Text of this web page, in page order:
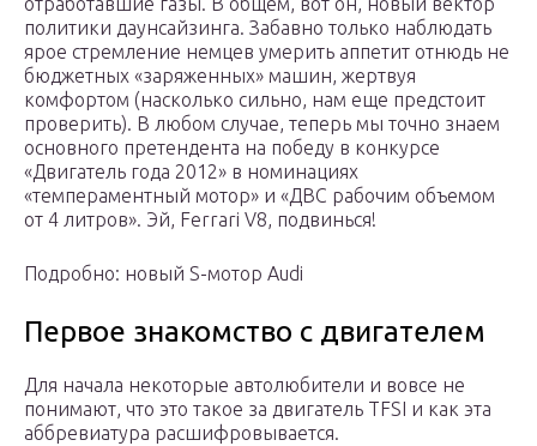
политики даунсайзинга. Забавно только наблюдать
ярое стремление немцев умерить аппетит отнюдь не
бюджетных «заряженных» машин, жертвуя
комфортом (насколько сильно, нам еще предстоит
проверить). В любом случае, теперь мы точно знаем
основного претендента на победу в конкурсе
«Двигатель года 2012» в номинациях
«темпераментный мотор» и «ДВС рабочим объемом
от 4 литров». Эй, Ferrari V8, подвинься!
Подробно: новый S-мотор Audi
Первое знакомство с двигателем
Для начала некоторые автолюбители и вовсе не
понимают, что это такое за двигатель TFSI и как эта
аббревиатура расшифровывается.